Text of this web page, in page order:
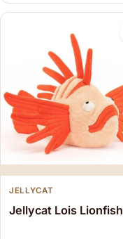
JELLYCAT
Jellycat Lois Lionfish